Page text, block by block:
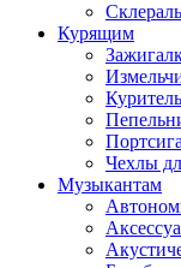
Курящим
Чехлы
Музыкантам